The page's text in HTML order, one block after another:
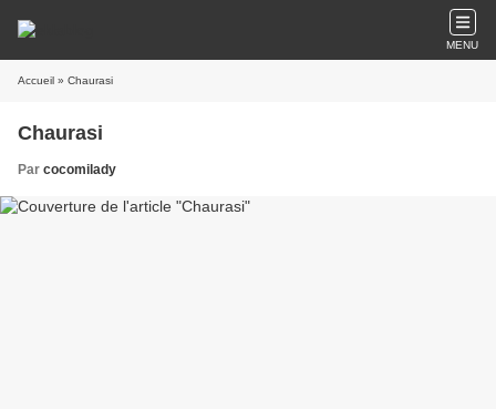
MENU
Accueil » Chaurasi
Chaurasi
Par cocomilady